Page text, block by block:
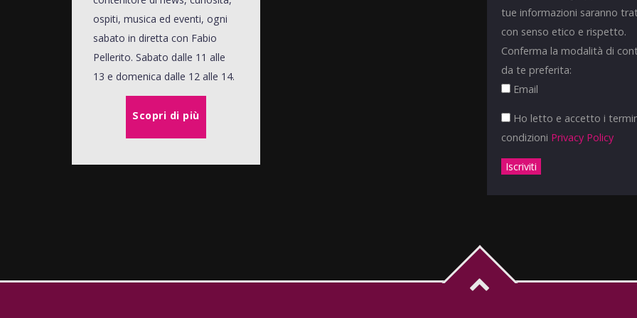
ospiti, musica ed eventi, ogni
sabato in diretta con Fabio
Pellerito. Sabato dalle 11 alle
13 e domenica dalle 12 alle 14.
Scopri di più
tue informazioni saranno
con senso etico e rispetto.
Conferma la modalità di
da te preferita:
Email
Ho letto e accetto i
condizioni Privacy Policy